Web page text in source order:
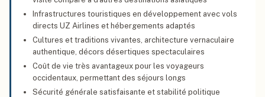
Infrastructures touristiques en développement avec vols
directs UZ Airlines et hébergements adaptés
Cultures et traditions vivantes, architecture vernaculaire
authentique, décors désertiques spectaculaires
Coût de vie très avantageux pour les voyageurs
occidentaux, permettant des séjours longs
Sécurité générale satisfaisante et stabilité politique